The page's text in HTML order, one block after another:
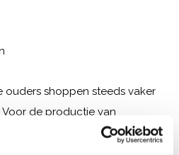
ouders shoppen steeds vaker
de productie van
gekozen voor